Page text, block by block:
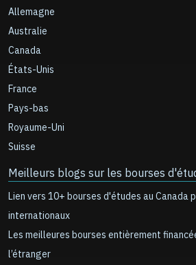
Allemagne
Australie
Canada
États-Unis
France
Pays-bas
Royaume-Uni
Suisse
Meilleurs blogs sur les bourses
Lien vers 10+ bourses d'études au Canada
internationaux
Les meilleures bourses entièrement
l’étranger